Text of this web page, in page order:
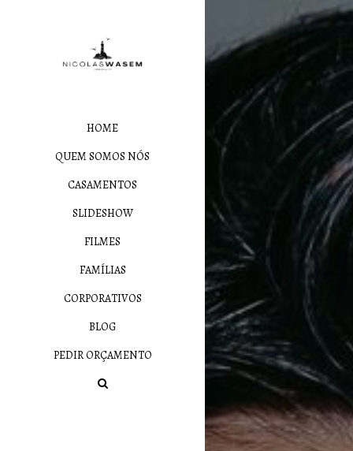
HOME
QUEM SOMOS NÓS
CASAMENTOS
SLIDESHOW
FILMES
FAMÍLIAS
CORPORATIVOS
BLOG
PEDIR ORÇAMENTO